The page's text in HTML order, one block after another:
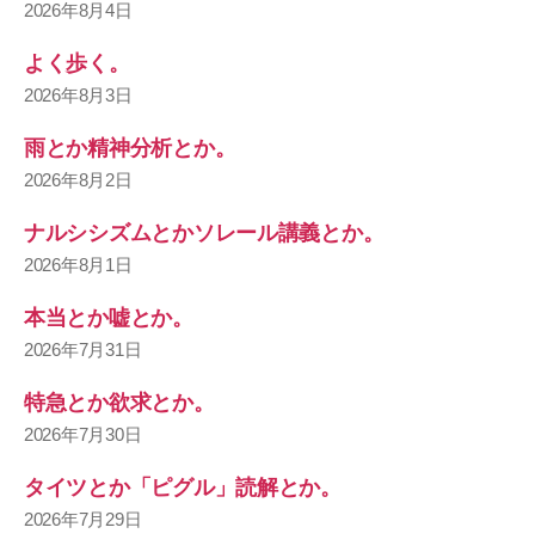
2026年8月4日
よく歩く。
2026年8月3日
雨とか精神分析とか。
2026年8月2日
ナルシシズムとかソレール講義とか。
2026年8月1日
本当とか嘘とか。
2026年7月31日
特急とか欲求とか。
2026年7月30日
タイツとか「ピグル」読解とか。
2026年7月29日